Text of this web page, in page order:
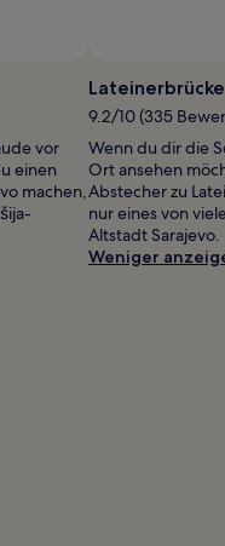
vor
einen
machen,
Lateinerbrücke
9.2/10 (335
Wenn du dir die
Ort ansehen
Abstecher zu
nur eines von
Altstadt Sarajevo.
Weniger